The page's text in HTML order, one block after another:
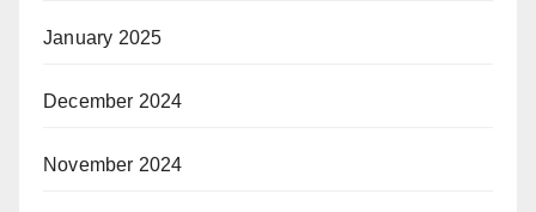
January 2025
December 2024
November 2024